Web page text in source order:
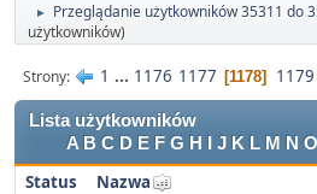
► Przeglądanie użytkowników 35311 do
użytkowników)
Strony 1 ... 1176 1177 1178 1179
Lista użytkowników
A B C D E F G H J K L M N O
Status Nazwa